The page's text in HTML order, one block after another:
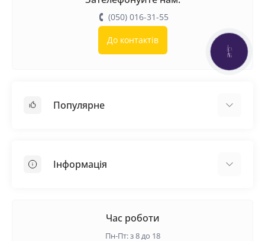
(050) 016-31-55
До контактів
Популярне
Самовирівнююча суміш
Інформація
Час роботи
Пн-Пт: з 8 до 18
КНОПКА
ЗВ'ЯЗКУ